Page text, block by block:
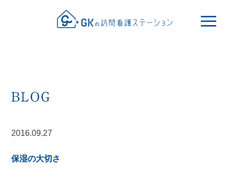
2016.09.27
保湿の大切さ